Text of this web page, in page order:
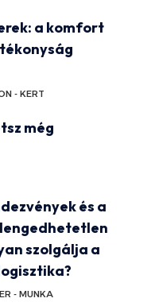
a komfort
- KERT
még
és a
szolgálja a
- MUNKA